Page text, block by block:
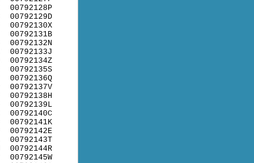
00792128P
00792129D
00792130X
00792131B
00792132N
00792133J
00792134Z
00792135S
00792136Q
00792137V
00792138H
00792139L
00792140C
00792141K
00792142E
00792143T
00792144R
00792145W